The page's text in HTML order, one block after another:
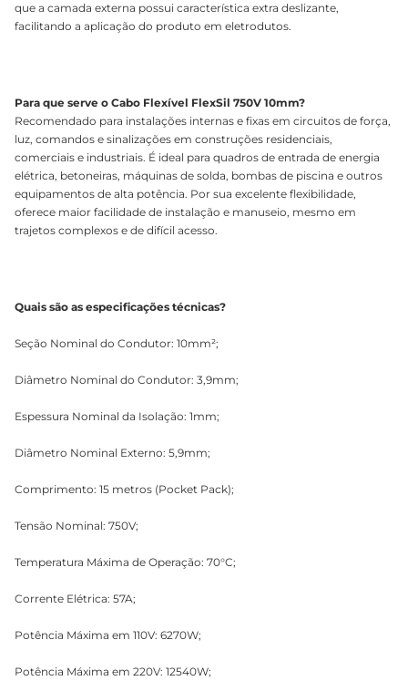
que a camada externa possui característica extra deslizante,
facilitando a aplicação do produto em eletrodutos.
Para que serve o Cabo Flexível FlexSil 750V 10mm?
Recomendado para instalações internas e fixas em circuitos de força,
luz, comandos e sinalizações em construções residenciais,
comerciais e industriais. É ideal para quadros de entrada de energia
elétrica, betoneiras, máquinas de solda, bombas de piscina e outros
equipamentos de alta potência. Por sua excelente flexibilidade,
oferece maior facilidade de instalação e manuseio, mesmo em
trajetos complexos e de difícil acesso.
Quais são as especificações técnicas?
Seção Nominal do Condutor: 10mm²;
Diâmetro Nominal do Condutor: 3,9mm;
Espessura Nominal da Isolação: 1mm;
Diâmetro Nominal Externo: 5,9mm;
Comprimento: 15 metros (Pocket Pack);
Tensão Nominal: 750V;
Temperatura Máxima de Operação: 70°C;
Corrente Elétrica: 57A;
Potência Máxima em 110V: 6270W;
Potência Máxima em 220V: 12540W;